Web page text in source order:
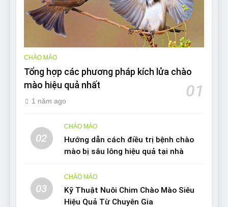
CHÀO MÀO
Tổng hợp các phương pháp kích lửa chào
mào hiệu quả nhất
01
1 năm ago
02
CHÀO MÀO
Hướng dẫn cách điều trị bệnh chào
mào bị sâu lông hiệu quả tại nhà
03
CHÀO MÀO
Kỹ Thuật Nuôi Chim Chào Mào Siêu
Hiệu Quả Từ Chuyên Gia